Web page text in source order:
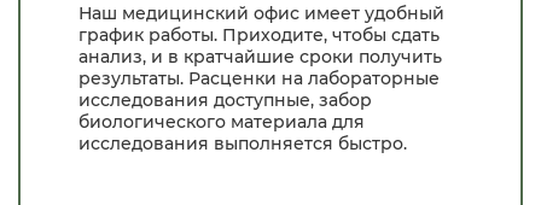
Наш медицинский офис имеет удобный
график работы. Приходите, чтобы сдать
анализ, и в кратчайшие сроки получить
результаты. Расценки на лабораторные
исследования доступные, забор
биологического материала для
исследования выполняется быстро.